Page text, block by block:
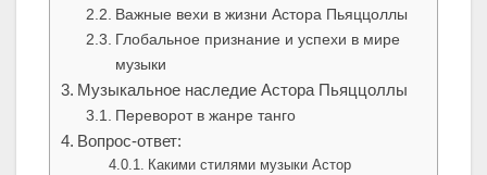
Важные вехи в жизни Астора Пьяццоллы
Глобальное признание и успехи в мире
музыки
Музыкальное наследие Астора Пьяццоллы
Переворот в жанре танго
Вопрос-ответ:
Какими стилями музыки Астор